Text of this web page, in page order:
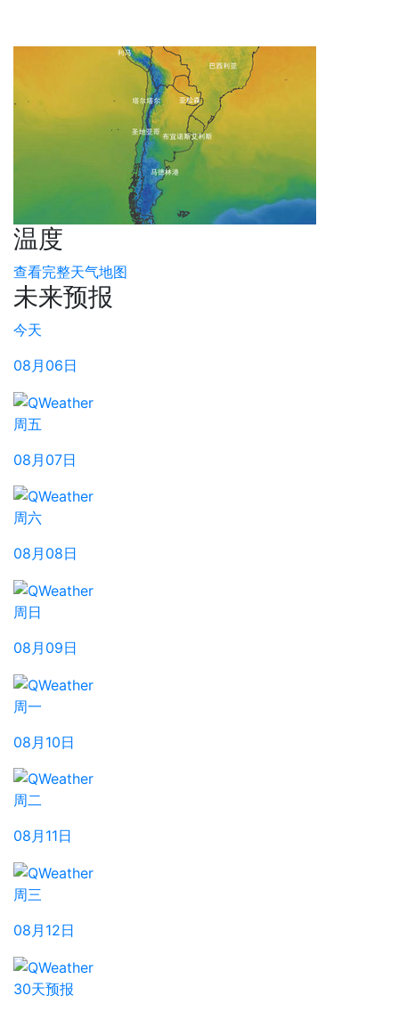
温度
查看完整天气地图
未来预报
今天
08月06日
周五
08月07日
周六
08月08日
周日
08月09日
周一
08月10日
周二
08月11日
周三
08月12日
30天预报